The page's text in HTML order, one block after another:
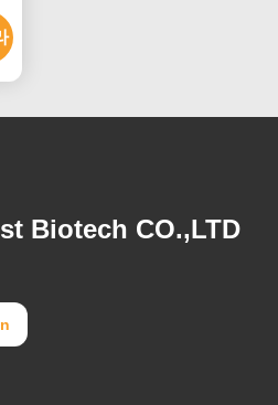
Biotech CO.,LTD